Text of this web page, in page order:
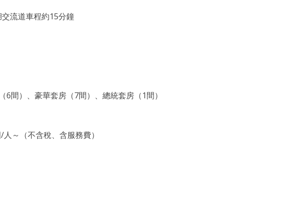
流道車程約15分鐘
6間）、豪華套房（7間）、總統套房（1間）
～（不含稅、含服務費）